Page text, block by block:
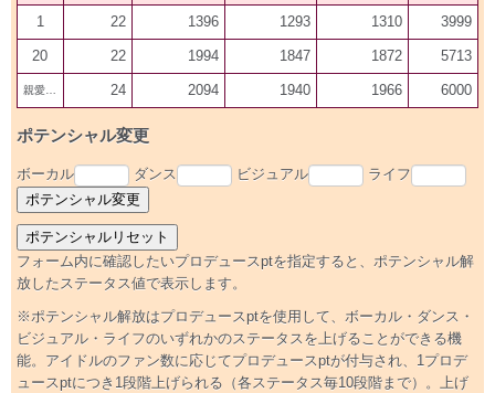
1 22 1396 1293 1310 3999
20 22 1994 1847 1872 5713
24 2094 1940 1966 6000
ポテンシャル変更
ボーカル ダンス ビジュアル ライフ
フォーム内に確認したいプロデュースptを指定すると、ポテンシャル解
放したステータス値で表示します。
※ポテンシャル解放はプロデュースptを使用して、ボーカル・ダンス・
ビジュアル・ライフのいずれかのステータスを上げることができる機
能。アイドルのファン数に応じてプロデュースptが付与され、1プロデ
ュースptにつき1段階上げられる（各ステータス毎10段階まで）。上げ